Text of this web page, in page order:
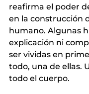
reafirma el poder
en la construcción
humano. Algunas
explicación ni
ser vividas en
todo, una de ellas.
todo el cuerpo.